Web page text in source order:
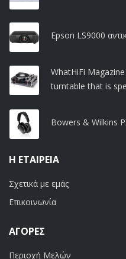
Epson LS9000
WhatHiFi
turntable that is
Bowers & Wilkins
Η ΕΤΑΙΡΕΊΑ
Σχετικά με εμάς
Επικοινωνία
ΑΓΟΡΈΣ
Περιοχή Μελών